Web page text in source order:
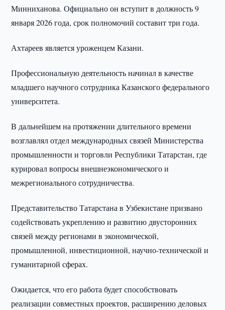
Минниханова. Официально он вступит в должность 9
января 2026 года, срок полномочий составит три года.
Ахтареев является уроженцем Казани.
Профессиональную деятельность начинал в качестве
младшего научного сотрудника Казанского федерального
университета.
В дальнейшем на протяжении длительного времени
возглавлял отдел международных связей Министерства
промышленности и торговли Республики Татарстан, где
курировал вопросы внешнеэкономического и
межрегионального сотрудничества.
Представительство Татарстана в Узбекистане призвано
содействовать укреплению и развитию двусторонних
связей между регионами в экономической,
промышленной, инвестиционной, научно-технической и
гуманитарной сферах.
Ожидается, что его работа будет способствовать
реализации совместных проектов, расширению деловых